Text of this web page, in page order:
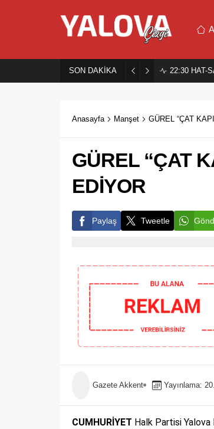
SON DAKİKA 22:30 HAT-
Anasayfa Manşet GÜREL “ÇAT
GÜREL “ÇAT
EDİYOR
Paylaş Tweetle
Gazete Akkent Yayınlama:
CUMHURİYET Halk Partisi Yalova